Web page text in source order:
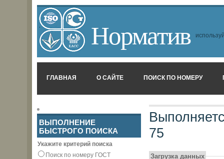
Норматив
ГЛАВНАЯ О САЙТЕ ПОИСК ПО НОМЕРУ
75
Загрузка данных
ВЫПОЛНЕНИЕ
БЫСТРОГО ПОИСКА
Укажите критерий поиска
Поиск по номеру ГОСТ